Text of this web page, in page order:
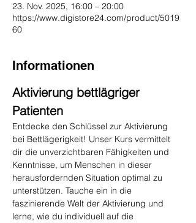
23. Nov. 2025, 16:00 – 20:00
https://www.digistore24.com/product/5019
60
Informationen
Aktivierung bettlägriger
Patienten
Entdecke den Schlüssel zur Aktivierung
bei Bettlägerigkeit! Unser Kurs vermittelt
dir die unverzichtbaren Fähigkeiten und
Kenntnisse, um Menschen in dieser
herausfordernden Situation optimal zu
unterstützen. Tauche ein in die
faszinierende Welt der Aktivierung und
lerne, wie du individuell auf die